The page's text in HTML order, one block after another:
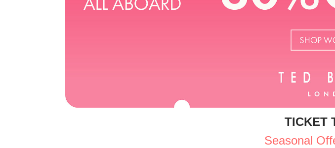
TICKET
Seasonal